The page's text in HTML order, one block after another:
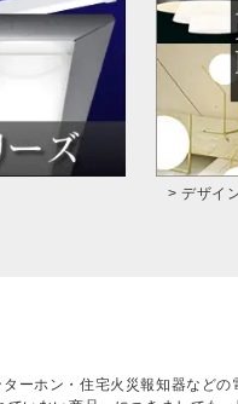
> デザイ
ーホン・住宅火災報知器などの